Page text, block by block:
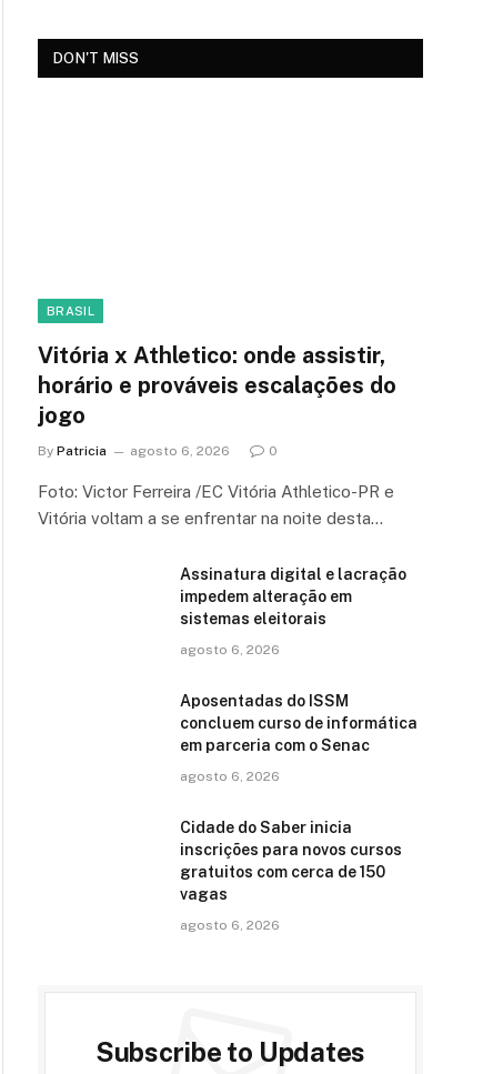
DON'T MISS
BRASIL
Vitória x Athletico: onde assistir,
horário e prováveis escalações do
jogo
By Patricia agosto 6, 2026 0
Foto: Victor Ferreira /EC Vitória Athletico-PR e
Vitória voltam a se enfrentar na noite desta…
Assinatura digital e lacração
impedem alteração em
sistemas eleitorais
agosto 6, 2026
Aposentadas do ISSM
concluem curso de informática
em parceria com o Senac
agosto 6, 2026
Cidade do Saber inicia
inscrições para novos cursos
gratuitos com cerca de 150
vagas
agosto 6, 2026
Subscribe to Updates